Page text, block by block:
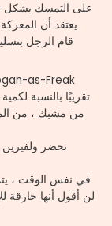
على التمسك بشكل
يعتقد أن
قام الرجل
تقريبًا بالنسبة
من مشبك ، من
تحضر
في نفس الوقت ،
لن أقول أنها خارقة